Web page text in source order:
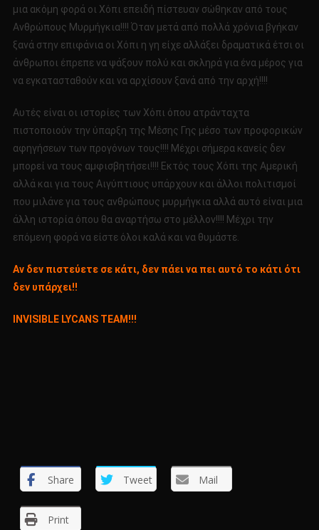
μια ακόμη φορά οι Χόπι επειδή πίστευαν σώθηκαν από τους
Ανθρώπους Μυρμήγκια!!!! Όταν μετά από πολλά χρόνια βγήκαν
ξανά στην επιφάνια οι Χόπι η γη είχε αλλάξει δραματικά έτσι οι
άνθρωποι έπρεπε να ψάξουν πολύ και σκληρά για ένα μέρος για
να εγκατασταθούν και να αρχίσουν ξανά από την αρχή!!!!
Αυτές είναι οι ιστορίες των Χόπι όπου ατράνταχτα
πιστοποιούν την ύπαρξη της Μέσης Γης μέσο των προφορικών
αφηγήσεων των προγόνων τους!!!! Μέχρι σήμερα κανείς δεν
μπορεί να τους αμφισβητήσει!!!! Εκτός τους Χόπι της Αμερική
αλλά και για τους Αιγύπτιους υπάρχουν και άλλοι πολιτισμοί
που μιλάνε για τους ανθρώπους μυρμήγκια αλλά αυτό είναι μια
άλλη ιστορία όπου θα αναρτήσω στο μέλλον!!!! Μέχρι την
επόμενη φορά να είστε όλοι καλά και να θυμάστε.
Αν δεν πιστεύετε σε κάτι, δεν πάει να πει αυτό το κάτι ότι
δεν υπάρχει!!
INVISIBLE LYCANS TEAM!!!
Share Tweet Mail
Print